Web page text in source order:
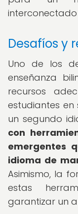
interconectado
Desafíos y
Uno de los
enseñanza
recursos
estudiantes
un segundo
con
emergentes
idioma de
Asimismo, la
estas
garantizar un